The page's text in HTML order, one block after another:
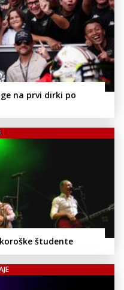
na prvi dirki po
študente